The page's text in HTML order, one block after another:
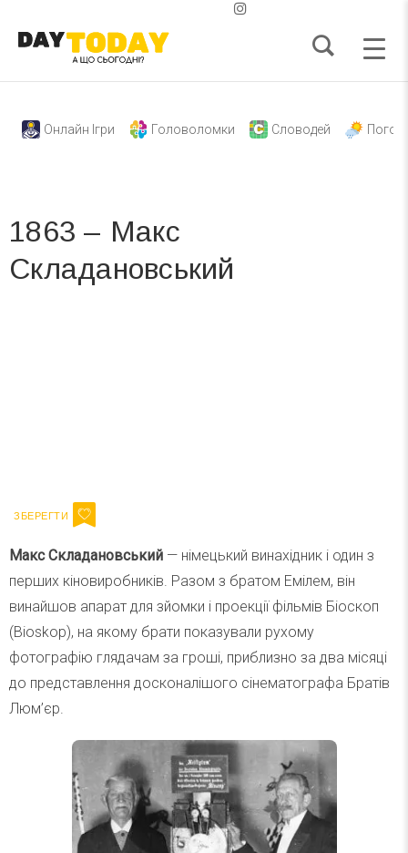
Онлайн Ігри Головоломки Словодей
1863 – Макс
Складановський
Макс Складановський — німецький винахідник і один з
перших кіновиробників. Разом з братом Емілем, він
винайшов апарат для зйомки і проекції фільмів Біоскоп
(Bioskop), на якому брати показували рухому
фотографію глядачам за гроші, приблизно за два місяці
до представлення досконалішого сінематографа Братів
Люм’єр.